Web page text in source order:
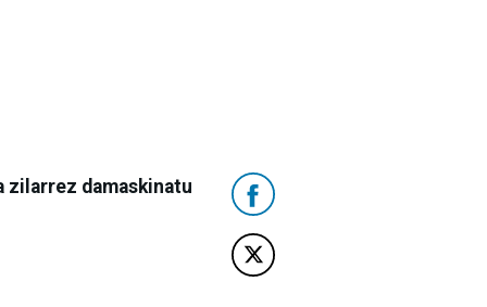
zilarrez damaskinatu